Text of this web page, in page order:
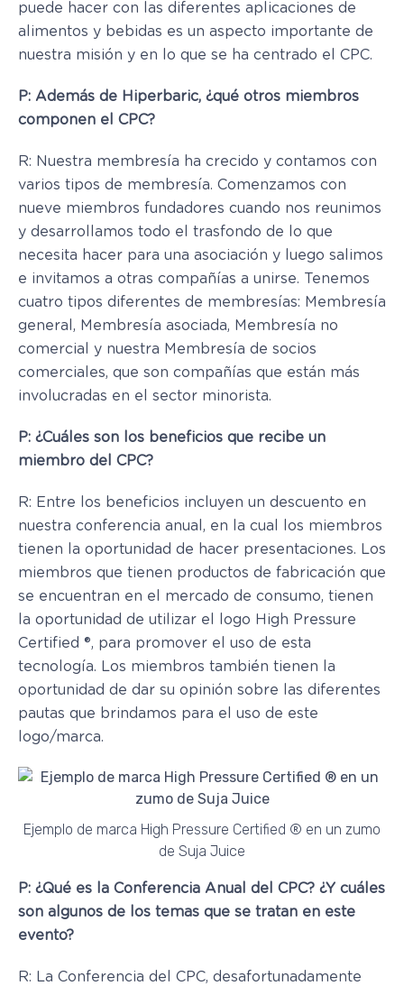
puede hacer con las diferentes aplicaciones de
alimentos y bebidas es un aspecto importante de
nuestra misión y en lo que se ha centrado el CPC.
P: Además de Hiperbaric, ¿qué otros miembros
componen el CPC?
R: Nuestra membresía ha crecido y contamos con
varios tipos de membresía. Comenzamos con
nueve miembros fundadores cuando nos reunimos
y desarrollamos todo el trasfondo de lo que
necesita hacer para una asociación y luego salimos
e invitamos a otras compañías a unirse. Tenemos
cuatro tipos diferentes de membresías: Membresía
general, Membresía asociada, Membresía no
comercial y nuestra Membresía de socios
comerciales, que son compañías que están más
involucradas en el sector minorista.
P: ¿Cuáles son los beneficios que recibe un
miembro del CPC?
R: Entre los beneficios incluyen un descuento en
nuestra conferencia anual, en la cual los miembros
tienen la oportunidad de hacer presentaciones. Los
miembros que tienen productos de fabricación que
se encuentran en el mercado de consumo, tienen
la oportunidad de utilizar el logo High Pressure
Certified ®, para promover el uso de esta
tecnología. Los miembros también tienen la
oportunidad de dar su opinión sobre las diferentes
pautas que brindamos para el uso de este
logo/marca.
Ejemplo de marca High Pressure Certified ® en un zumo
de Suja Juice
P: ¿Qué es la Conferencia Anual del CPC? ¿Y cuáles
son algunos de los temas que se tratan en este
evento?
R: La Conferencia del CPC, desafortunadamente